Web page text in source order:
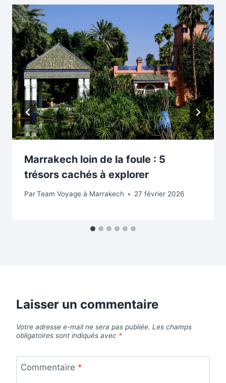
Marrakech loin de la foule : 5
trésors cachés à explorer
ParTeam Voyage à Marrakech 27 février 2026
Laisser un commentaire
Votre adresse e-mail ne sera pas publiée. Les champs
obligatoires sont indiqués avec *
Commentaire *